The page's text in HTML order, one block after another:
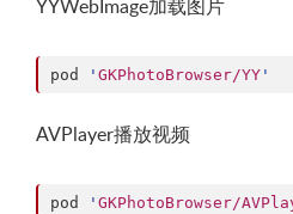
YYWebImage加载图片
pod ' GKPhotoBrowser/YY '
AVPlayer播放视频
pod ' GKPhotoBrowser/